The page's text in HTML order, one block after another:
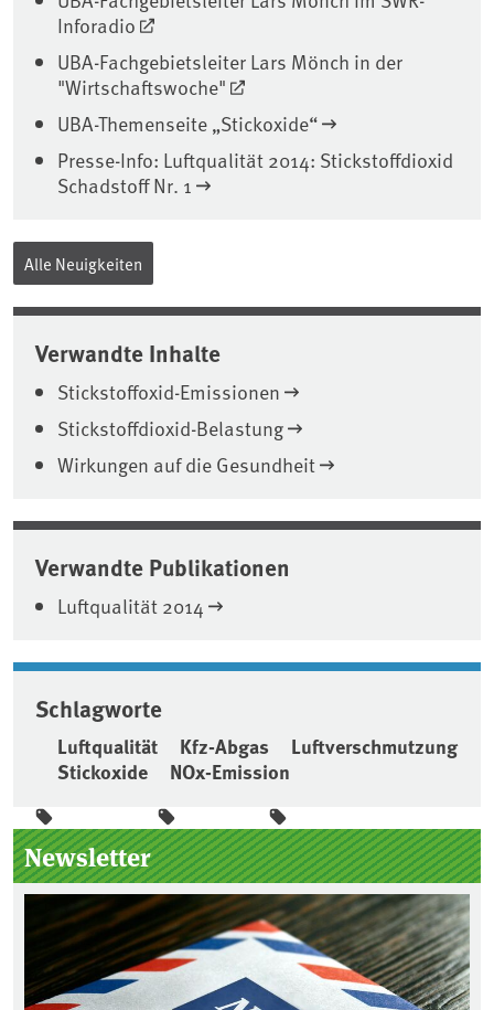
Inforadio
UBA-Fachgebietsleiter Lars Mönch in der
"Wirtschaftswoche"
UBA-Themenseite „Stickoxide“
Presse-Info: Luftqualität 2014: Stickstoffdioxid
Schadstoff Nr. 1
Alle Neuigkeiten
Verwandte Inhalte
Stickstoffoxid-Emissionen
Stickstoffdioxid-Belastung
Wirkungen auf die Gesundheit
Verwandte Publikationen
Luftqualität 2014
Schlagworte
Luftqualität Kfz-Abgas
Luftverschmutzung
Stickoxide
NOx-Emission
Seitenleiste
Newsletter